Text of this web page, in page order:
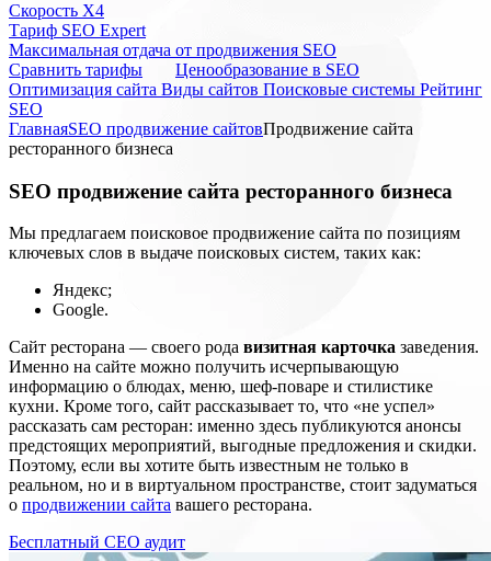
Скорость Х4
Тариф SEO Expert
Максимальная отдача от продвижения SEO
Cравнить тарифы
Ценообразование в SEO
Оптимизация сайта Виды сайтов Поисковые системы Рейтинг
SEO
ГлавнаяSEO продвижение сайтовПродвижение сайта
ресторанного бизнеса
SEO продвижение сайта ресторанного бизнеса
Мы предлагаем поисковое продвижение сайта по позициям
ключевых слов в выдаче поисковых систем, таких как:
Яндекс;
Google.
Сайт ресторана — своего рода визитная карточка заведения.
Именно на сайте можно получить исчерпывающую
информацию о блюдах, меню, шеф-поваре и стилистике
кухни. Кроме того, сайт рассказывает то, что «не успел»
рассказать сам ресторан: именно здесь публикуются анонсы
предстоящих мероприятий, выгодные предложения и скидки.
Поэтому, если вы хотите быть известным не только в
реальном, но и в виртуальном пространстве, стоит задуматься
о продвижении сайта вашего ресторана.
Бесплатный СЕО аудит